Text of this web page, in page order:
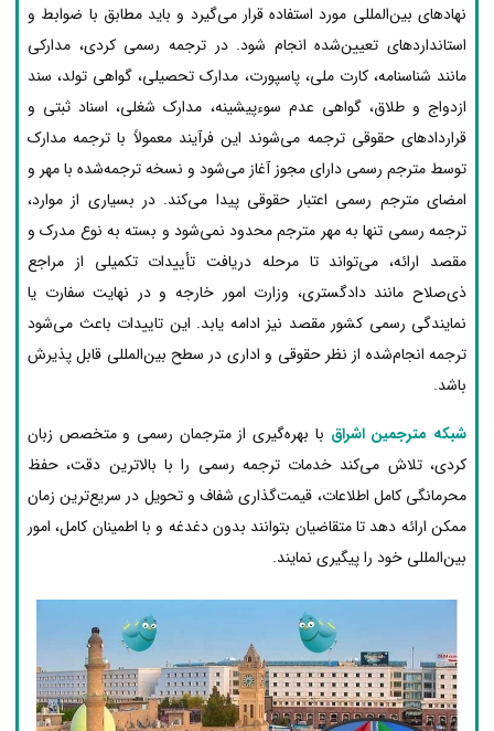
نهادهای بین‌المللی مورد استفاده قرار می‌گیرد و باید مطابق با ضوابط و
استانداردهای تعیین‌شده انجام شود. در ترجمه رسمی کردی، مدارکی
مانند شناسنامه، کارت ملی، پاسپورت، مدارک تحصیلی، گواهی تولد، سند
ازدواج و طلاق، گواهی عدم سوءپیشینه، مدارک شغلی، اسناد ثبتی و
قراردادهای حقوقی ترجمه می‌شوند این فرآیند معمولاً با ترجمه مدارک
توسط مترجم رسمی دارای مجوز آغاز می‌شود و نسخه ترجمه‌شده با مهر و
امضای مترجم رسمی اعتبار حقوقی پیدا می‌کند. در بسیاری از موارد،
ترجمه رسمی تنها به مهر مترجم محدود نمی‌شود و بسته به نوع مدرک و
مقصد ارائه، می‌تواند تا مرحله دریافت تأییدات تکمیلی از مراجع
ذی‌صلاح مانند دادگستری، وزارت امور خارجه و در نهایت سفارت یا
نمایندگی رسمی کشور مقصد نیز ادامه یابد. این تاییدات باعث می‌شود
ترجمه انجام‌شده از نظر حقوقی و اداری در سطح بین‌المللی قابل پذیرش
باشد.
شبکه مترجمین اشراق با بهره‌گیری از مترجمان رسمی و متخصص زبان
کردی، تلاش می‌کند خدمات ترجمه رسمی را با بالاترین دقت، حفظ
محرمانگی کامل اطلاعات، قیمت‌گذاری شفاف و تحویل در سریع‌ترین زمان
ممکن ارائه دهد تا متقاضیان بتوانند بدون دغدغه و با اطمینان کامل، امور
بین‌المللی خود را پیگیری نمایند.